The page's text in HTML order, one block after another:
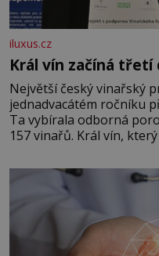
iluxus.cz
Král vín začíná třetí
Největší český vinařský
jednadvacátém ročníku
Ta vybírala odborná
157 vinařů. Král vín,